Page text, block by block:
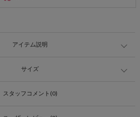
アイテム説明
サイズ
スタッフコメント(0)